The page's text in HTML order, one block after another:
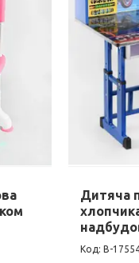
Дитяча
B-